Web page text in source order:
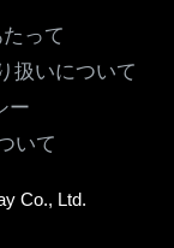
って
扱いについて
ー
いて
Co., Ltd.